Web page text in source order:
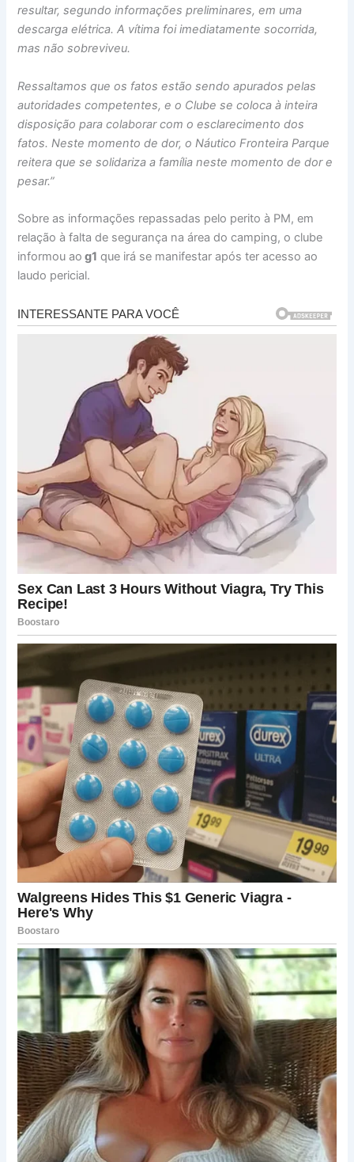
resultar, segundo informações preliminares, em uma
descarga elétrica. A vítima foi imediatamente socorrida,
mas não sobreviveu.
Ressaltamos que os fatos estão sendo apurados pelas
autoridades competentes, e o Clube se coloca à inteira
disposição para colaborar com o esclarecimento dos
fatos. Neste momento de dor, o Náutico Fronteira Parque
reitera que se solidariza a família neste momento de dor e
pesar.”
Sobre as informações repassadas pelo perito à PM, em
relação à falta de segurança na área do camping, o clube
informou ao g1 que irá se manifestar após ter acesso ao
laudo pericial.